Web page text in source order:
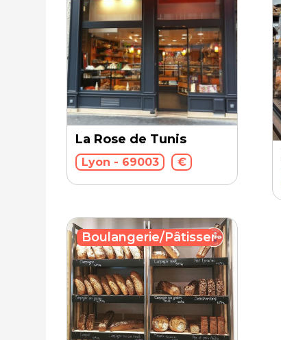
La Rose de Tunis
Lyon - 69003 €
Boulangerie/Pâtisserie